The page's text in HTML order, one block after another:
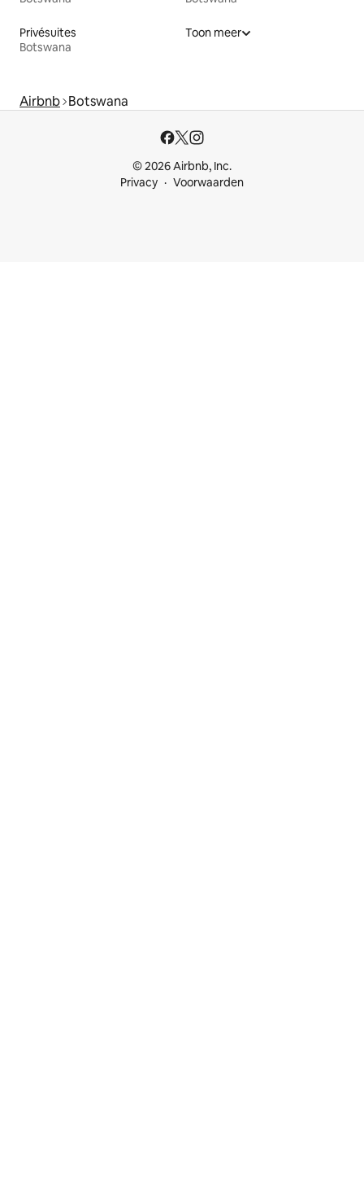
Privésuites
Botswana
Toon meer
Airbnb Botswana
© 2026 Airbnb, Inc.
Privacy
Voorwaarden